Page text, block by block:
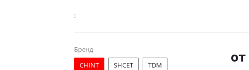
:
Бренд
CHINT
SHCET TDM от